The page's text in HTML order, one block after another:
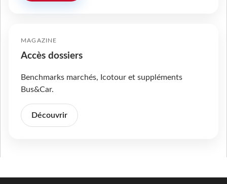
MAGAZINE
Accès dossiers
Benchmarks marchés, Icotour et suppléments
Bus&Car.
Découvrir